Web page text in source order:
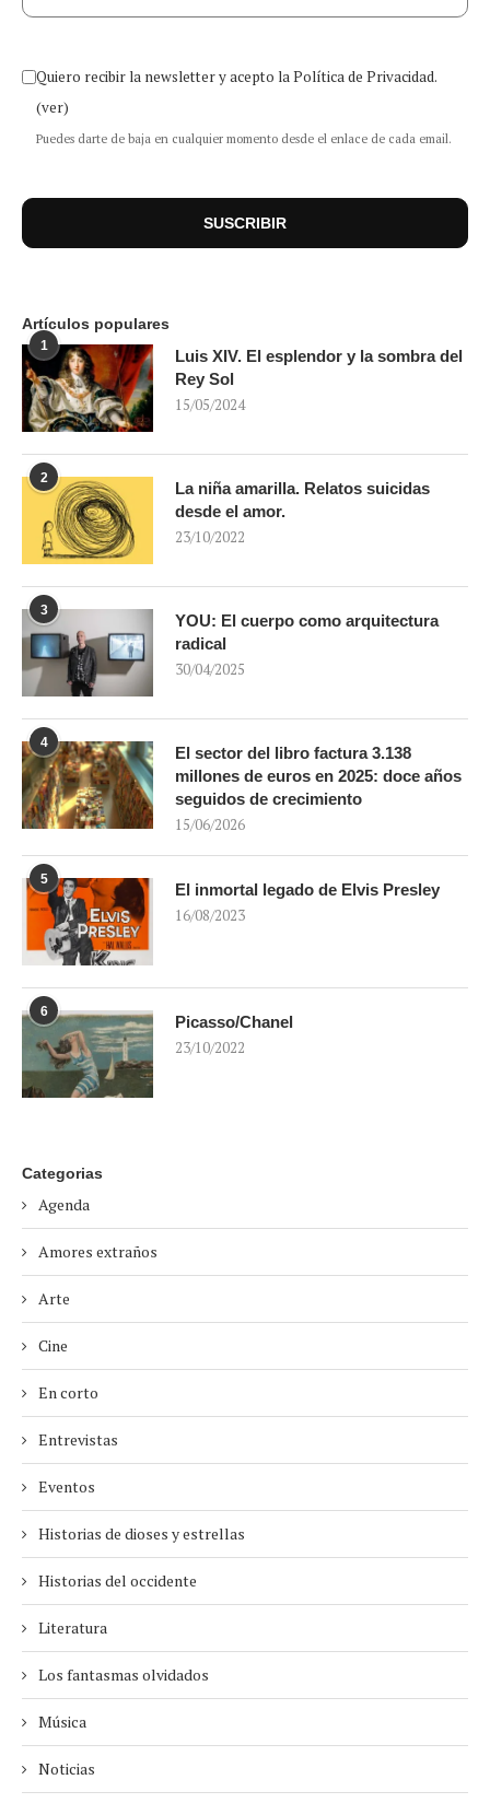
Quiero recibir la newsletter y acepto la Política de Privacidad.
(ver)
Puedes darte de baja en cualquier momento desde el enlace de cada email.
Artículos populares
1
Luis XIV. El esplendor y la sombra del
Rey Sol
15/05/2024
2
La niña amarilla. Relatos suicidas
desde el amor.
23/10/2022
3
YOU: El cuerpo como arquitectura
radical
30/04/2025
4
El sector del libro factura 3.138
millones de euros en 2025: doce años
seguidos de crecimiento
15/06/2026
5
El inmortal legado de Elvis Presley
16/08/2023
6
Picasso/Chanel
23/10/2022
Categorias
Agenda
Amores extraños
Arte
Cine
En corto
Entrevistas
Eventos
Historias de dioses y estrellas
Historias del occidente
Literatura
Los fantasmas olvidados
Música
Noticias